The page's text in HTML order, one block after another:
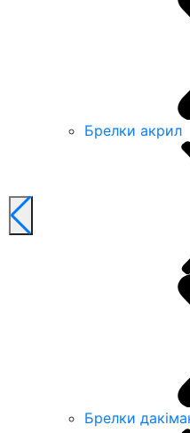
Брелки акрил
Брелки